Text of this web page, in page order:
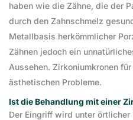
haben wie die Zähne, die der
durch den Zahnschmelz
Metallbasis herkömmlicher
Zähnen jedoch ein
Aussehen. Zirkoniumkronen
ästhetischen Probleme.
Ist die Behandlung mit einer
Der Eingriff wird unter